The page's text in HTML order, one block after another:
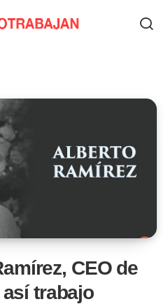
CEO de
trabajo